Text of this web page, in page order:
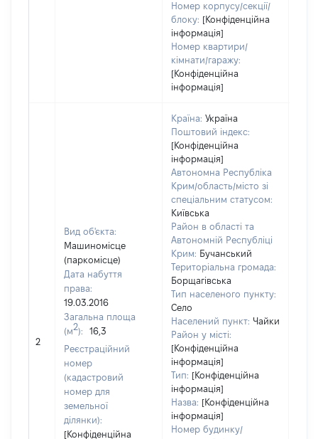
Номер корпусу/секції/
блоку: [Конфіденційна
інформація]
Номер квартири/
кімнати/гаражу:
[Конфіденційна
інформація]
2
Вид об'єкта:
Машиномісце
(паркомісце)
Дата набуття
права:
19.03.2016
Загальна площа
(м2):
16,3
Реєстраційний
номер
(кадастровий
номер для
земельної
ділянки):
[Конфіденційна
Країна: Україна
Поштовий індекс:
[Конфіденційна
інформація]
Автономна Республіка
Крим/область/місто зі
спеціальним статусом:
Київська
Район в області та
Автономній Республіці
Крим: Бучанський
Територіальна громада:
Борщагівська
Тип населеного пункту:
Село
Населений пункт: Чайки
Район у місті:
[Конфіденційна
інформація]
Тип: [Конфіденційна
інформація]
Назва: [Конфіденційна
інформація]
Номер будинку/